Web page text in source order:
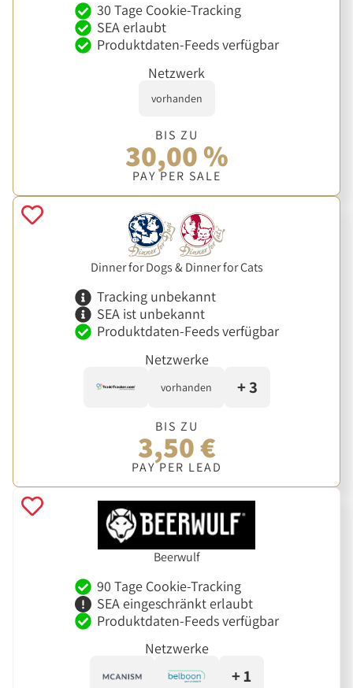
30 Tage Cookie-Tracking
SEA erlaubt
Produktdaten-Feeds verfügbar
Netzwerk
vorhanden
BIS ZU
30,00 %
PAY PER SALE
Dinner for Dogs & Dinner for Cats
Tracking unbekannt
SEA ist unbekannt
Produktdaten-Feeds verfügbar
Netzwerke
vorhanden + 3
BIS ZU
3,50 €
PAY PER LEAD
Beerwulf
90 Tage Cookie-Tracking
SEA eingeschränkt erlaubt
Produktdaten-Feeds verfügbar
Netzwerke
+ 1